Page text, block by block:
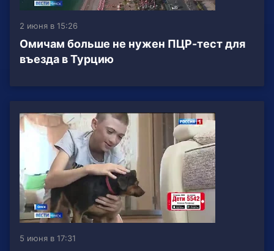
2 июня в 15:26
Омичам больше не нужен ПЦР-тест для
въезда в Турцию
5 июня в 17:31